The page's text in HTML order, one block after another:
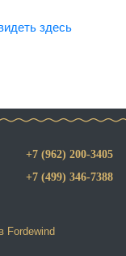
здесь
+7 (962) 200-3405
+7 (499) 346-7388
Fordewind